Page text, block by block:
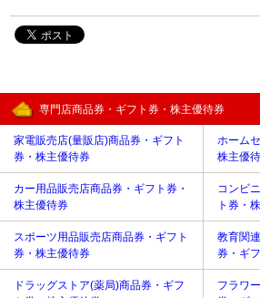
専門店商品券・ギフト券・株主優待券
家電販売店(量販店)商品券・ギフト
券・株主優待券
ホーム
株主優
カー用品販売店商品券・ギフト券・
株主優待券
コンビ
ト券・
スポーツ用品販売店商品券・ギフト
券・株主優待券
教育関
券・ギ
ドラッグストア(薬局)商品券・ギフ
フラワ